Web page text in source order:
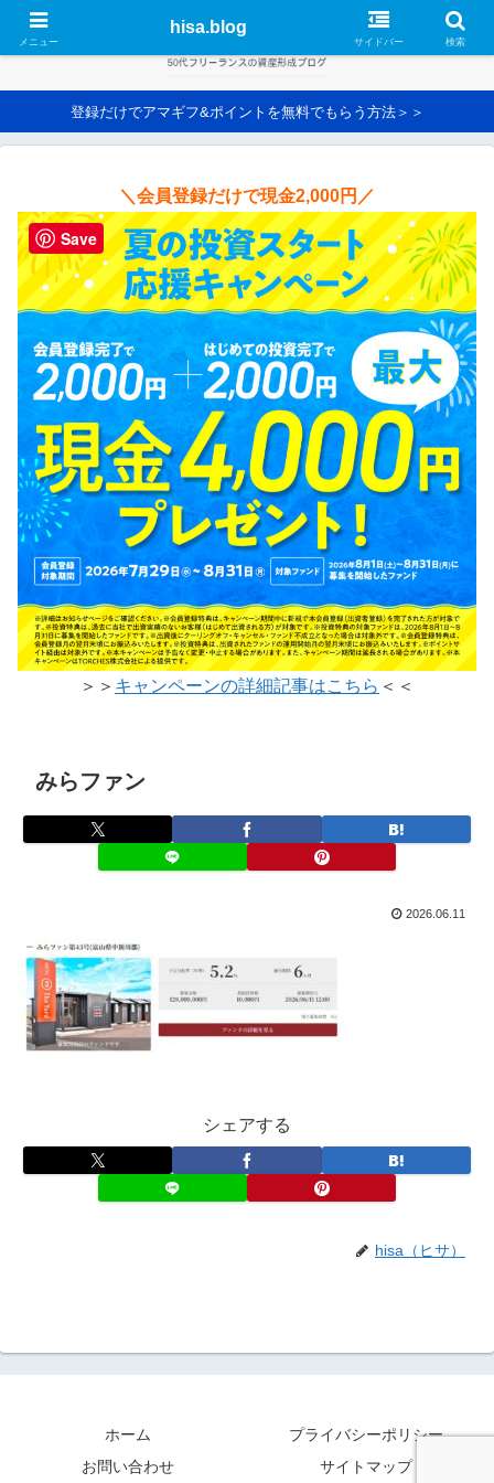
登録だけでアマギフ&ポイントを無料でもらう方法＞＞
＼会員登録だけで現金2,000円／
＞＞ キャンペーンの詳細記事はこちら ＜＜
みらファン
2026.06.11
シェアする
hisa（ヒサ）
ホーム
プライバシーポリシー
お問い合わせ
サイトマップ
メニュー
hisa.blog
サイドバー 検索
Save